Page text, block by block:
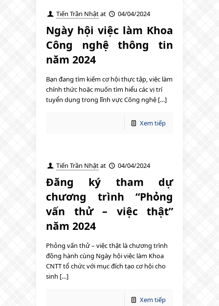
Tiến Trần Nhậtat 04/04/2024
Ngày hội việc làm Khoa
Công nghệ thông tin
năm 2024
Bạn đang tìm kiếm cơ hội thực tập, việc làm
chính thức hoặc muốn tìm hiểu các vị trí
tuyển dụng trong lĩnh vực Công nghệ […]
Xem tiếp
Tiến Trần Nhậtat 04/04/2024
Đăng ký tham dự
chương trình “Phỏng
vấn thử – việc thật”
năm 2024
Phỏng vấn thử – việc thật là chương trình
đồng hành cùng Ngày hội việc làm Khoa
CNTT tổ chức với mục đích tạo cơ hội cho
sinh […]
Xem tiếp